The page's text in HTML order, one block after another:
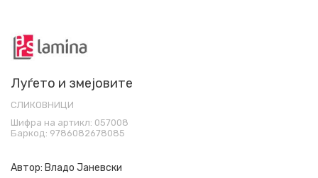
Луѓето и змејовите
СЛИКОВНИЦИ
Шифра на артикл: 057008
Баркод: 9786082678085
Автор: Владо Јаневски